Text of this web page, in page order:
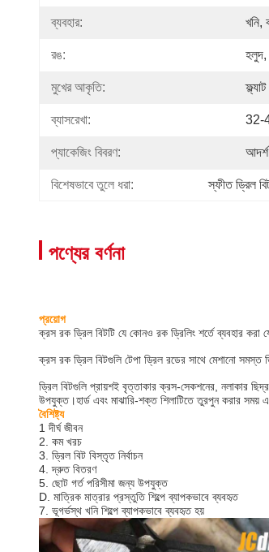
ব্যবহার: খনি,
রঙ: হলুদ,
মুখের আকৃতি:
ব্যাসরেখা: 32-
প্যাকেজিং বিবরণ:
বিশেষভাবে তুলে ধরা: স্ফীত ড্রিল
পণ্যের বর্ণনা
প্রয়োগ
ক্রস রক ড্রিল বিটটি যে কোনও রক ড্রিলিং শর্তে ব্যবহার
ক্রস রক ড্রিল বিটগুলি টেপা ড্রিল রডের সাথে মেশানো সমস্ত
ড্রিল বিটগুলি প্রায়শই বৃত্তাকার ক্রস-সেকশনের, নলাকার
উপযুক্ত।হার্ড এবং মাঝারি-শক্ত শিলাটিতে তুরপুন করার সময়
বৈশিষ্ট্য
1 দীর্ঘ জীবন
2. কম খরচ
3. ড্রিল বিট বিস্তৃত নির্বাচন
4. দ্রুত বিতরণ
5. ছোট গর্ত পরিসীমা জন্য উপযুক্ত
D. মাত্রিক মাত্রার প্রস্তুতি শিল্পে ব্যাপকভাবে ব্যবহৃত
7. ভূগর্ভস্থ খনি শিল্পে ব্যাপকভাবে ব্যবহৃত হয়